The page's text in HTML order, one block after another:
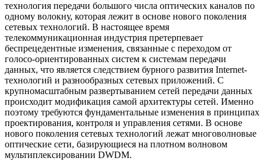
технология передачи большого числа оптических каналов по
одному волокну, которая лежит в основе нового поколения
сетевых технологий. В настоящее время
телекоммуникационная индустрия претерпевает
беспрецедентные изменения, связанные с переходом от
голосо-ориентированных систем к системам передачи
данных, что является следствием бурного развития Internet-
технологий и разнообразных сетевых приложений. С
крупномасштабным развертыванием сетей передачи данных
происходит модификация самой архитектуры сетей. Именно
поэтому требуются фундаментальные изменения в принципах
проектирования, контроля и управления сетями. В основе
нового поколения сетевых технологий лежат многоволновые
оптические сети, базирующиеся на плотном волновом
мультиплексировании DWDM.